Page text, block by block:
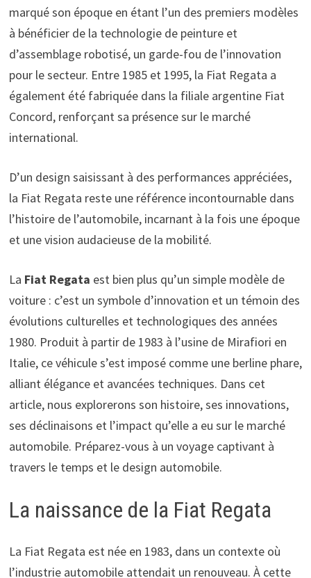
marqué son époque en étant l’un des premiers modèles
à bénéficier de la technologie de peinture et
d’assemblage robotisé, un garde-fou de l’innovation
pour le secteur. Entre 1985 et 1995, la Fiat Regata a
également été fabriquée dans la filiale argentine Fiat
Concord, renforçant sa présence sur le marché
international.
D’un design saisissant à des performances appréciées,
la Fiat Regata reste une référence incontournable dans
l’histoire de l’automobile, incarnant à la fois une époque
et une vision audacieuse de la mobilité.
La Fiat Regata est bien plus qu’un simple modèle de
voiture : c’est un symbole d’innovation et un témoin des
évolutions culturelles et technologiques des années
1980. Produit à partir de 1983 à l’usine de Mirafiori en
Italie, ce véhicule s’est imposé comme une berline phare,
alliant élégance et avancées techniques. Dans cet
article, nous explorerons son histoire, ses innovations,
ses déclinaisons et l’impact qu’elle a eu sur le marché
automobile. Préparez-vous à un voyage captivant à
travers le temps et le design automobile.
La naissance de la Fiat Regata
La Fiat Regata est née en 1983, dans un contexte où
l’industrie automobile attendait un renouveau. À cette